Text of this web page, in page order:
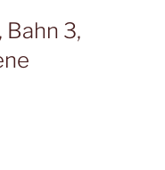
Bahn 3,